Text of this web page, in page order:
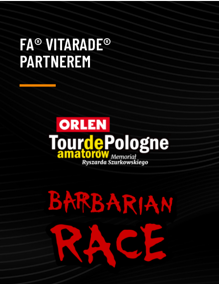
FA® VITARADE®
PARTNEREM